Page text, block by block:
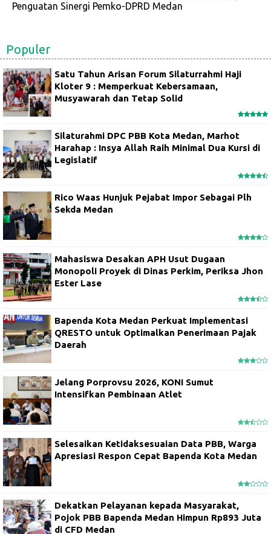
Penguatan Sinergi Pemko-DPRD Medan
Populer
Satu Tahun Arisan Forum Silaturrahmi Haji
Kloter 9 : Memperkuat Kebersamaan,
Musyawarah dan Tetap Solid
Silaturahmi DPC PBB Kota Medan, Marhot
Harahap : Insya Allah Raih Minimal Dua Kursi di
Legislatif
Rico Waas Hunjuk Pejabat Impor Sebagai Plh
Sekda Medan
Mahasiswa Desakan APH Usut Dugaan
Monopoli Proyek di Dinas Perkim, Periksa Jhon
Ester Lase
Bapenda Kota Medan Perkuat Implementasi
QRESTO untuk Optimalkan Penerimaan Pajak
Daerah
Jelang Porprovsu 2026, KONI Sumut
Intensifkan Pembinaan Atlet
Selesaikan Ketidaksesuaian Data PBB, Warga
Apresiasi Respon Cepat Bapenda Kota Medan
Dekatkan Pelayanan kepada Masyarakat,
Pojok PBB Bapenda Medan Himpun Rp893 Juta
di CFD Medan